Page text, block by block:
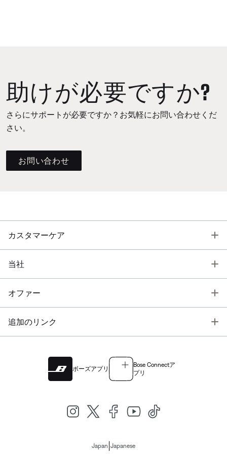
助けが必要ですか?
さらにサポートが必要ですか？お気軽にお問い合わせくだ
さい。
お問い合わせ
カスタマーケア
当社
オファー
追加のリンク
ボーズアプリ
Bose Connectア
プリ
Japan Japanese